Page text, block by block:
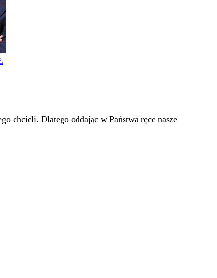
chcieli. Dlatego oddając w Państwa ręce nasze